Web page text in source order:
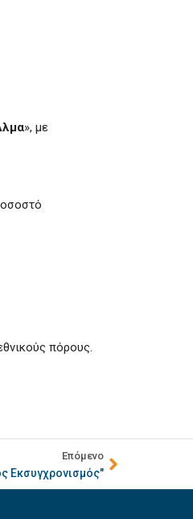
», με
πόρους.
Επόμενο
Εκσυγχρονισμός"